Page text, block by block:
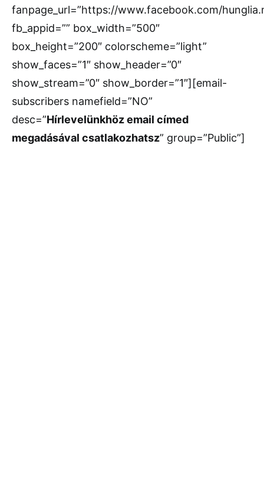
fanpage_url=”https://www.facebook.com/
fb_appid=”” box_width=”500″
box_height=”200″ colorscheme=”light”
show_faces=”1″ show_header=”0″
show_stream=”0″ show_border=”1″][email-
subscribers namefield=”NO”
desc=”Hírlevelünkhöz email címed
megadásával csatlakozhatsz” group=”Public”]